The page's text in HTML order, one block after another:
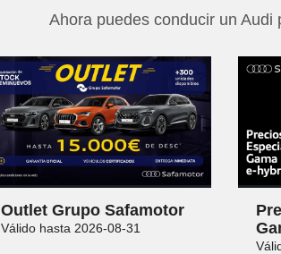
Ahora puedes conducir un
Outlet Grupo Safamotor
Válido hasta 2026-08-31